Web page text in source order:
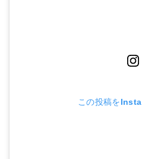
この投稿を